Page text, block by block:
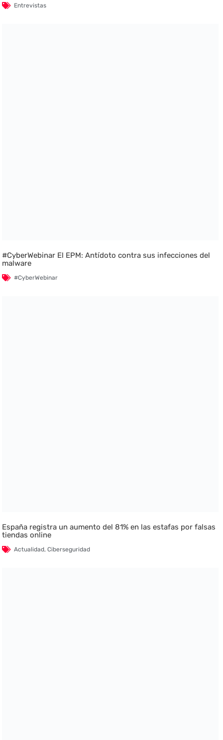
Entrevistas
#CyberWebinar El EPM: Antídoto contra sus infecciones del
malware
#CyberWebinar
España registra un aumento del 81% en las estafas por falsas
tiendas online
Actualidad,Ciberseguridad